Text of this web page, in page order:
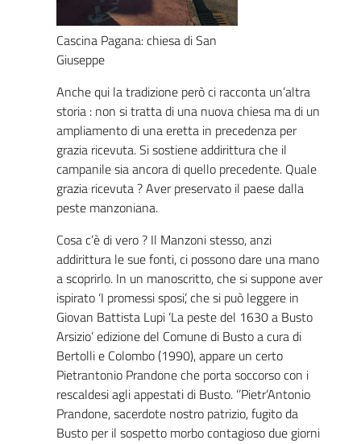
Cascina Pagana: chiesa di San
Giuseppe
Anche qui la tradizione però ci racconta un’altra
storia : non si tratta di una nuova chiesa ma di un
ampliamento di una eretta in precedenza per
grazia ricevuta. Si sostiene addirittura che il
campanile sia ancora di quello precedente. Quale
grazia ricevuta ? Aver preservato il paese dalla
peste manzoniana.
Cosa c’è di vero ? Il Manzoni stesso, anzi
addirittura le sue fonti, ci possono dare una mano
a scoprirlo. In un manoscritto, che si suppone aver
ispirato ‘I promessi sposi’, che si può leggere in
Giovan Battista Lupi ‘La peste del 1630 a Busto
Arsizio’ edizione del Comune di Busto a cura di
Bertolli e Colombo (1990), appare un certo
Pietrantonio Prandone che porta soccorso con i
rescaldesi agli appestati di Busto. ‘’Pietr’Antonio
Prandone, sacerdote nostro patrizio, fugito da
Busto per il sospetto morbo contagioso due giorni